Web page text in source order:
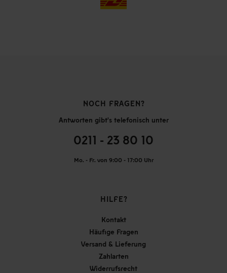
NOCH FRAGEN?
Antworten gibt's telefonisch unter
0211 - 23 80 10
Mo. - Fr. von 9:00 - 17:00 Uhr
HILFE?
Kontakt
Häufige Fragen
Versand & Lieferung
Zahlarten
Widerrufsrecht